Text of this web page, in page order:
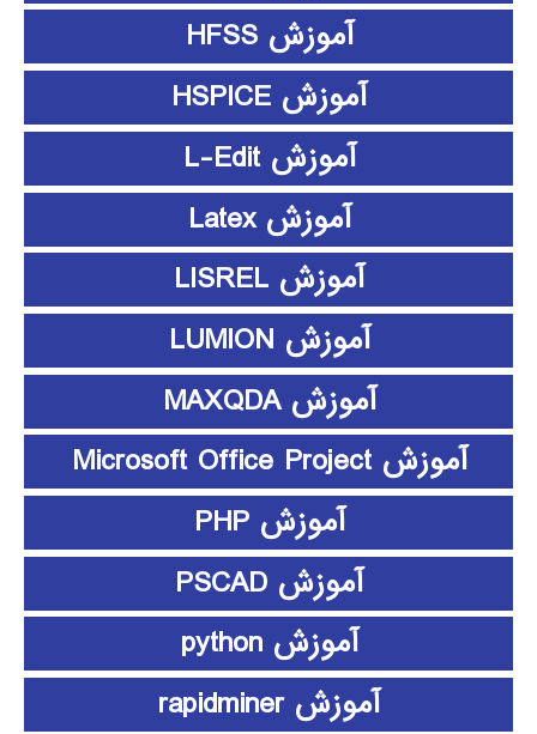
آموزش HFSS
آموزش HSPICE
آموزش L-Edit
آموزش Latex
آموزش LISREL
آموزش LUMION
آموزش MAXQDA
آموزش Microsoft Office Project
آموزش PHP
آموزش PSCAD
آموزش python
آموزش rapidminer